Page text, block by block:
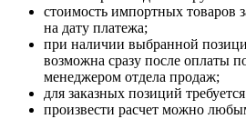
стоимость импортных товаров
на дату платежа;
при наличии выбранной
возможна сразу после оплаты
менеджером отдела продаж;
для заказных позиций
произвести расчет можно